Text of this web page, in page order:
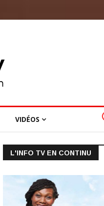
VIDÉOS
L'INFO TV EN CONTINU